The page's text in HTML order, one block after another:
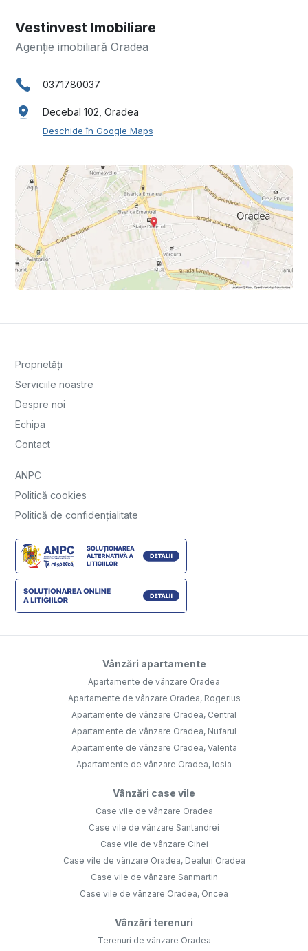
Vestinvest Imobiliare
Agenție imobiliară Oradea
0371780037
Decebal 102, Oradea
Deschide în Google Maps
Proprietăți
Serviciile noastre
Despre noi
Echipa
Contact
ANPC
Politică cookies
Politică de confidențialitate
Vânzări apartamente
Apartamente de vânzare Oradea
Apartamente de vânzare Oradea, Rogerius
Apartamente de vânzare Oradea, Central
Apartamente de vânzare Oradea, Nufarul
Apartamente de vânzare Oradea, Valenta
Apartamente de vânzare Oradea, Iosia
Vânzări case vile
Case vile de vânzare Oradea
Case vile de vânzare Santandrei
Case vile de vânzare Cihei
Case vile de vânzare Oradea, Dealuri Oradea
Case vile de vânzare Sanmartin
Case vile de vânzare Oradea, Oncea
Vânzări terenuri
Terenuri de vânzare Oradea